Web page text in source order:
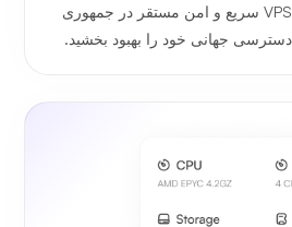
با استفاده از میزبانی VPS سریع و امن مستقر در جمهوری
جهانی خود را بهبود بخشید.